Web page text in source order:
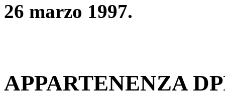
26 marzo 1997.
APPARTENENZA